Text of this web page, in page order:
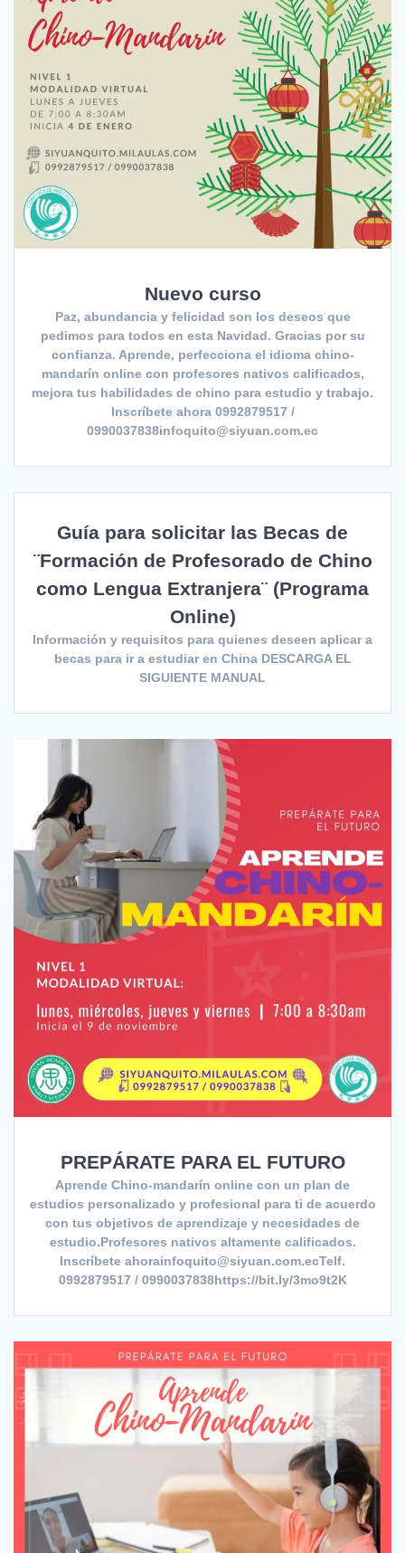
Nuevo curso
Paz, abundancia y felicidad son los deseos que
pedimos para todos en esta Navidad. Gracias por su
confianza. Aprende, perfecciona el idioma chino-
mandarín online con profesores nativos calificados,
mejora tus habilidades de chino para estudio y trabajo.
Inscríbete ahora 0992879517 /
0990037838infoquito@siyuan.com.ec
Guía para solicitar las Becas de
¨Formación de Profesorado de Chino
como Lengua Extranjera¨ (Programa
Online)
Información y requisitos para quienes deseen aplicar a
becas para ir a estudiar en China DESCARGA EL
SIGUIENTE MANUAL
PREPÁRATE PARA EL FUTURO
Aprende Chino-mandarín online con un plan de
estudios personalizado y profesional para ti de acuerdo
con tus objetivos de aprendizaje y necesidades de
estudio.Profesores nativos altamente calificados.
Inscríbete ahorainfoquito@siyuan.com.ecTelf.
0992879517 / 0990037838https://bit.ly/3mo9t2K